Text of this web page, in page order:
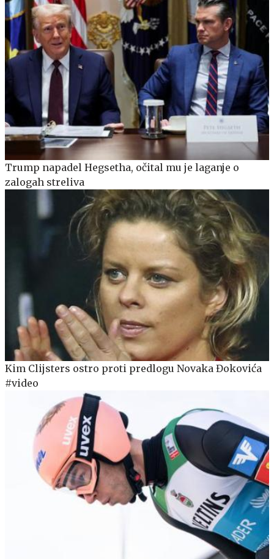
Trump napadel Hegsetha, očital mu je laganje o
zalogah streliva
Kim Clijsters ostro proti predlogu Novaka Đokovića
#video